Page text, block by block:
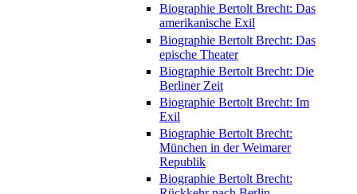
Biographie Bertolt Brecht: Das
amerikanische Exil
Biographie Bertolt Brecht: Das
epische Theater
Biographie Bertolt Brecht: Die
Berliner Zeit
Biographie Bertolt Brecht: Im
Exil
Biographie Bertolt Brecht:
München in der Weimarer
Republik
Biographie Bertolt Brecht: